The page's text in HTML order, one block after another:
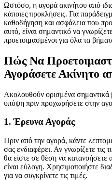
Ωστόσο, η αγορά ακινήτου από
κάποιες προκλήσεις. Για
καθοδήγηση και ασφάλεια που
αυτό, είναι σημαντικό να
προετοιμασμένοι για όλα τα
Πώς Να
Αγοράσετε Ακίνητο
Ακολουθούν ορισμένα σημαντικά
υπόψη πριν προχωρήσετε στην
1. Έρευνα Αγοράς
Πριν από την αγορά, κάντε
σας ενδιαφέρει. Αν γνωρίζετε τις
θα είστε σε θέση να κατανοήσετε
είναι εύλογη. Χρησιμοποιήστε
για να συγκρίνετε τις τιμές.